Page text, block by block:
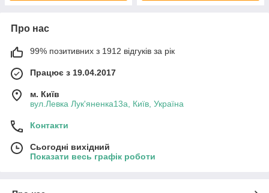
Про нас
99% позитивних з 1912 відгуків за рік
Працює з 19.04.2017
м. Київ
вул.Левка Лук'яненка13а, Київ, Україна
Контакти
Сьогодні вихідний
Показати весь графік роботи